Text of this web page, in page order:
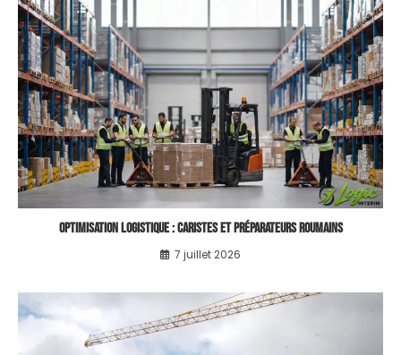
Optimisation logistique : caristes et préparateurs roumains
7 juillet 2026